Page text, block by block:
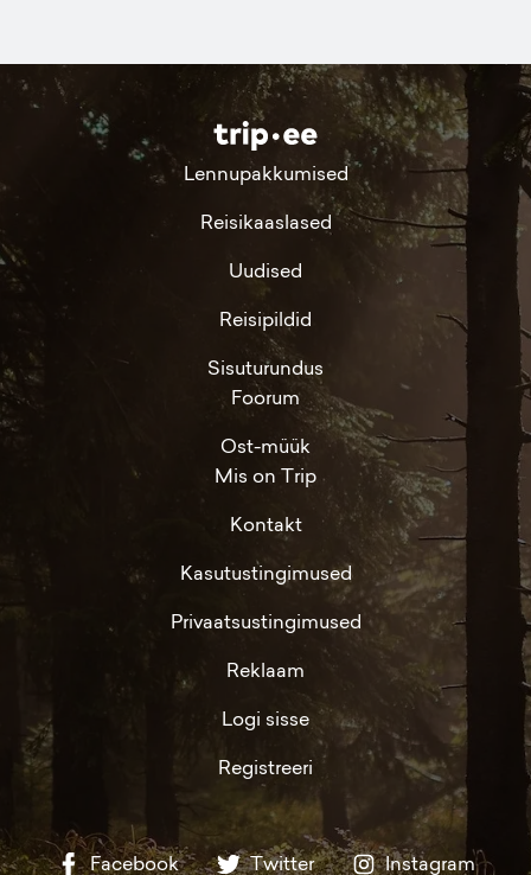
Lennupakkumised
Reisikaaslased
Uudised
Reisipildid
Sisuturundus
Foorum
Ost-müük
Mis on Trip
Kontakt
Kasutustingimused
Privaatsustingimused
Reklaam
Logi sisse
Registreeri
Facebook Twitter Instagram